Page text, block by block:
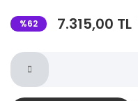
%62 7.315,00 TL